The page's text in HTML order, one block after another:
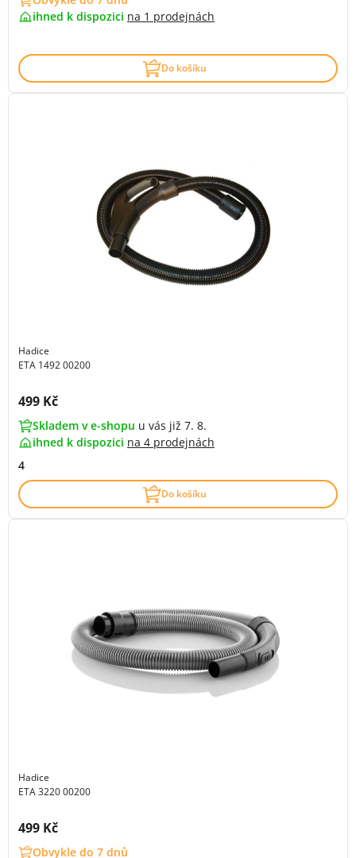
ihned k dispozici na 1 prodejnách
Do košíku
Hadice
ETA 1492 00200
Cena s DPH:
499 Kč
Skladem v e-shopu u vás již 7. 8.
ihned k dispozici na 4 prodejnách
4
Do košíku
Hadice
ETA 3220 00200
Cena s DPH:
499 Kč
Obvykle do 7 dnů